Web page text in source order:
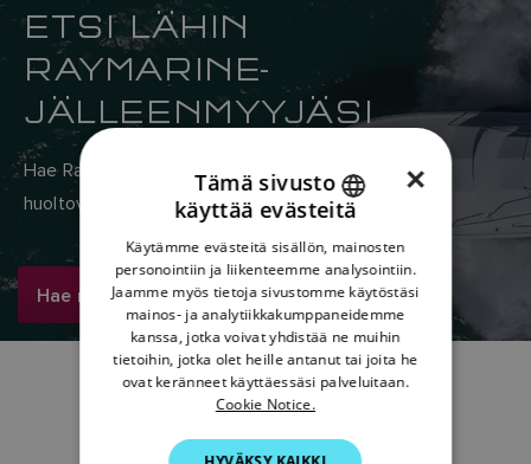
ETSI LÄHIN
RAYMARINE-
JÄLLEENMYYJÄSI
Hae Raymarinen maailmanlaajuisesta myynti- ja
huoltoverkostosta täältä.
Hae nyt
ENGLISH
FRENCH
DANISH
ITALIAN
SWEDISH
DUTCH
×
Tämä sivusto
käyttää evästeitä
Käytämme evästeitä sisällön, mainosten
personointiin ja liikenteemme analysointiin.
Jaamme myös tietoja sivustomme käytöstäsi
mainos- ja analytiikkakumppaneidemme
kanssa, jotka voivat yhdistää ne muihin
tietoihin, jotka olet heille antanut tai joita he
ovat keränneet käyttäessäsi palveluitaan.
Cookie Notice.